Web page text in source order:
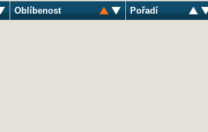
Oblíbenost Pořadí